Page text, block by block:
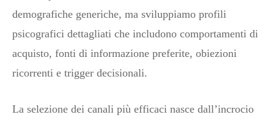
demografiche generiche, ma sviluppiamo profili
psicografici dettagliati che includono comportamenti di
acquisto, fonti di informazione preferite, obiezioni
ricorrenti e trigger decisionali.
La selezione dei canali più efficaci nasce dall’incrocio